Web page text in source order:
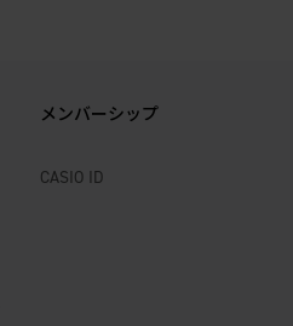
メンバーシップ
CASIO ID